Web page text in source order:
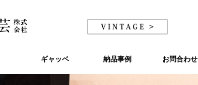
ギャッベ 納品事例 お問合わせ
ギャッベ 納品事例 お問合わせ